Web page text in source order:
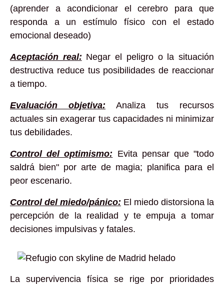
(aprender a acondicionar el cerebro para que
responda a un estímulo físico con el estado
emocional deseado)
Aceptación real: Negar el peligro o la situación
destructiva reduce tus posibilidades de reaccionar
a tiempo.
Evaluación objetiva: Analiza tus recursos
actuales sin exagerar tus capacidades ni minimizar
tus debilidades.
Control del optimismo: Evita pensar que "todo
saldrá bien" por arte de magia; planifica para el
peor escenario.
Control del miedo/pánico: El miedo distorsiona la
percepción de la realidad y te empuja a tomar
decisiones impulsivas y fatales.
La supervivencia física se rige por prioridades